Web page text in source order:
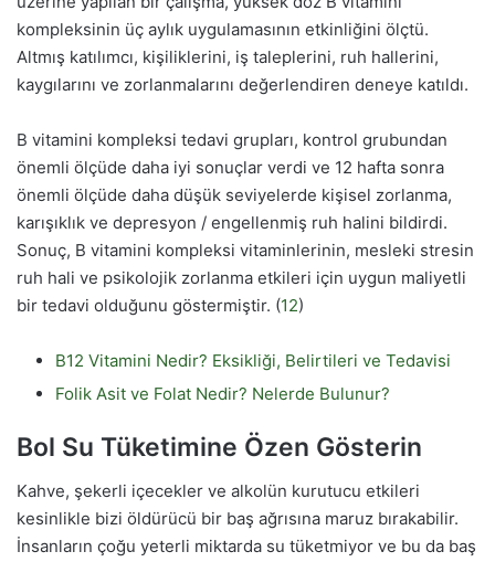
kompleksinin üç aylık uygulamasının etkinliğini ölçtü.
Altmış katılımcı, kişiliklerini, iş taleplerini, ruh hallerini,
kaygılarını ve zorlanmalarını değerlendiren deneye katıldı.
B vitamini kompleksi tedavi grupları, kontrol grubundan
önemli ölçüde daha iyi sonuçlar verdi ve 12 hafta sonra
önemli ölçüde daha düşük seviyelerde kişisel zorlanma,
karışıklık ve depresyon / engellenmiş ruh halini bildirdi.
Sonuç, B vitamini kompleksi vitaminlerinin, mesleki stresin
ruh hali ve psikolojik zorlanma etkileri için uygun maliyetli
bir tedavi olduğunu göstermiştir. (12)
B12 Vitamini Nedir? Eksikliği, Belirtileri ve Tedavisi
Folik Asit ve Folat Nedir? Nelerde Bulunur?
Bol Su Tüketimine Özen Gösterin
Kahve, şekerli içecekler ve alkolün kurutucu etkileri
kesinlikle bizi öldürücü bir baş ağrısına maruz bırakabilir.
İnsanların çoğu yeterli miktarda su tüketmiyor ve bu da baş